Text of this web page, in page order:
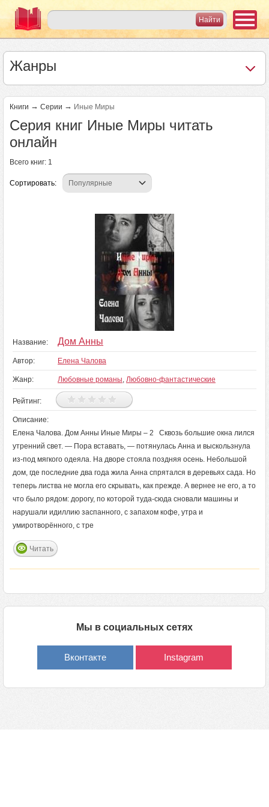
Жанры
Книги → Серии → Иные Миры
Серия книг Иные Миры читать
онлайн
Всего книг: 1
Сортировать:
Название: Дом Анны
Автор: Елена Чалова
Жанр: Любовные романы, Любовно-фантастические
Рейтинг:
Описание:
Елена Чалова. Дом Анны Иные Миры – 2 Сквозь большие окна лился
утренний свет. — Пора вставать, — потянулась Анна и выскользнула
из-под мягкого одеяла. На дворе стояла поздняя осень. Небольшой
дом, где последние два года жила Анна спрятался в деревьях сада. Но
теперь листва не могла его скрывать, как прежде. А вернее не его, а то
что было рядом: дорогу, по которой туда-сюда сновали машины и
нарушали идиллию заспанного, с запахом кофе, утра и
умиротворённого, с тре
Читать
Мы в социальных сетях
Вконтакте Instagram